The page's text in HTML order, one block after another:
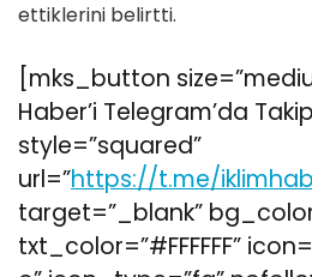
ettiklerini belirtti.
[mks_button
Haber’i Telegram’da
style=”squared”
url=”https://t.me/
target=”_blank”
txt_color=”#FFFFFF”